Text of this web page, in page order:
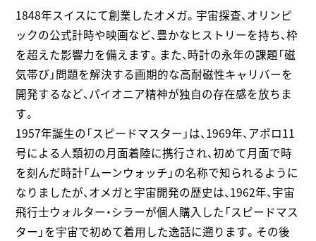
1848年スイスにて創業したオメガ。宇宙探査、オリンピ
ックの公式計時や映画など、豊かなヒストリーを持ち、枠
を超えた影響力を備えます。また、時計の永年の課題「磁
気帯び」問題を解決する画期的な高耐磁性キャリバーを
開発するなど、パイオニア精神が独自の存在感を放ちま
す。
1957年誕生の「スピードマスター」は、1969年、アポロ11
号による人類初の月面着陸に携行され、初めて月面で時
を刻んだ時計「ムーンウォッチ」の名称で知られるように
なりましたが、オメガと宇宙開発の歴史は、1962年、宇宙
飛行士ウォルター・シラーが個人購入した「スピードマス
ター」を宇宙で初めて着用した逸話に遡ります。その後